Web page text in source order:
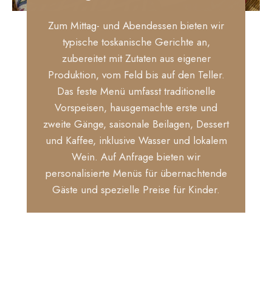
Zum Mittag- und Abendessen bieten wir
typische toskanische Gerichte an,
zubereitet mit Zutaten aus eigener
Produktion, vom Feld bis auf den Teller.
Das feste Menü umfasst traditionelle
Vorspeisen, hausgemachte erste und
zweite Gänge, saisonale Beilagen, Dessert
und Kaffee, inklusive Wasser und lokalem
Wein. Auf Anfrage bieten wir
personalisierte Menüs für übernachtende
Gäste und spezielle Preise für Kinder.